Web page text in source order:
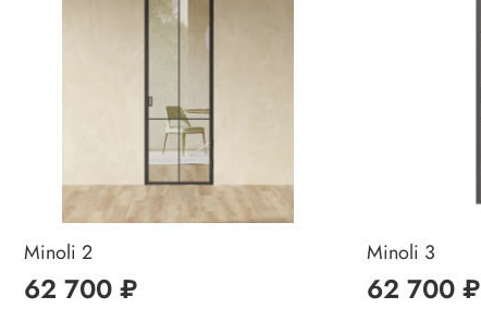
Minoli 2
62 700 ₽
Minoli 3
62 700 ₽